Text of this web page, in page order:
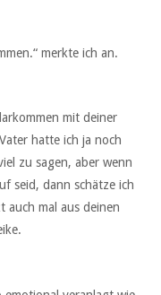
merkte ich an.
mit deiner
hatte ich ja noch
zu sagen, aber wenn
seid, dann schätze ich
auch mal aus deinen